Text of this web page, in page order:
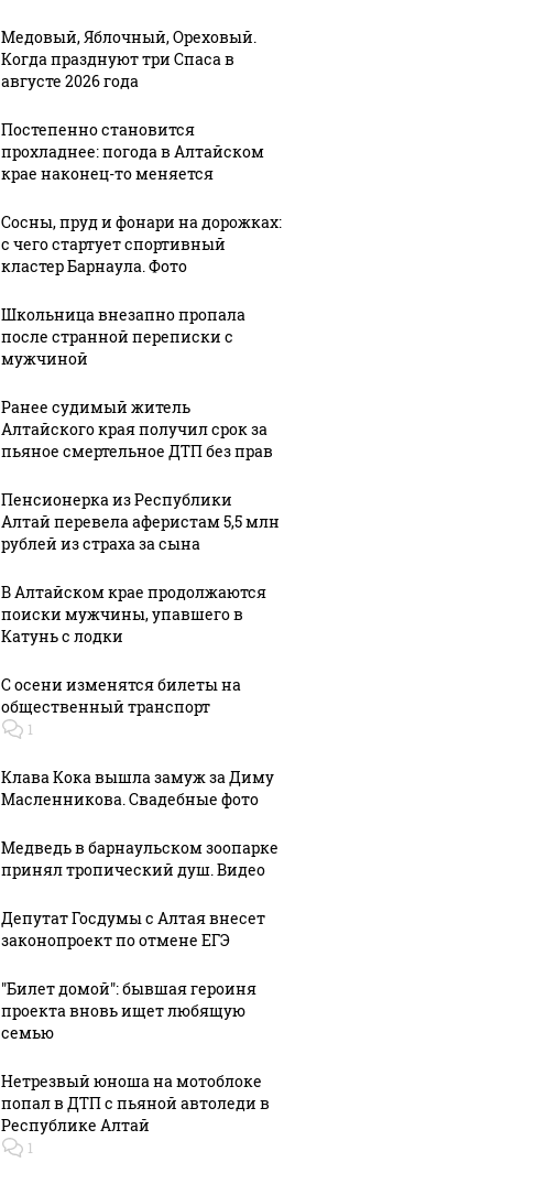
Медовый, Яблочный, Ореховый.
Когда празднуют три Спаса в
августе 2026 года
Постепенно становится
прохладнее: погода в Алтайском
крае наконец-то меняется
Сосны, пруд и фонари на дорожках:
с чего стартует спортивный
кластер Барнаула. Фото
Школьница внезапно пропала
после странной переписки с
мужчиной
Ранее судимый житель
Алтайского края получил срок за
пьяное смертельное ДТП без прав
Пенсионерка из Республики
Алтай перевела аферистам 5,5 млн
рублей из страха за сына
В Алтайском крае продолжаются
поиски мужчины, упавшего в
Катунь с лодки
С осени изменятся билеты на
общественный транспорт
1
Клава Кока вышла замуж за Диму
Масленникова. Свадебные фото
Медведь в барнаульском зоопарке
принял тропический душ. Видео
Депутат Госдумы с Алтая внесет
законопроект по отмене ЕГЭ
"Билет домой": бывшая героиня
проекта вновь ищет любящую
семью
Нетрезвый юноша на мотоблоке
попал в ДТП с пьяной автоледи в
Республике Алтай
1